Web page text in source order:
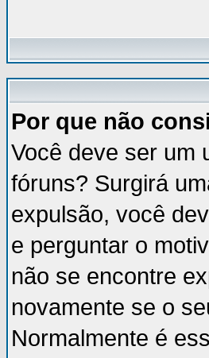
Por que não
Você deve ser um
fóruns? Surgirá
expulsão, você
e perguntar o
não se encontre
novamente se o
Normalmente é